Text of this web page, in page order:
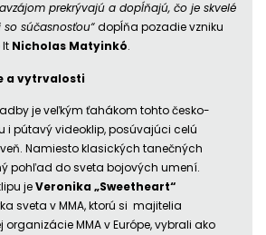
prekrývajú a dopĺňajú, čo je skvelé
súčasnosťou“dopĺňa pozadie vzniku
Nicholas Matyinkó.
a vytrvalosti
je veľkým ťahákom tohto česko-
i pútavý videoklip, posúvajúci celú
Namiesto klasických tanečných
pohľad do sveta bojových umení.
jeVeronika „Sweetheart“
sveta v MMA, ktorú si majitelia
MMA v Európe, vybrali ako